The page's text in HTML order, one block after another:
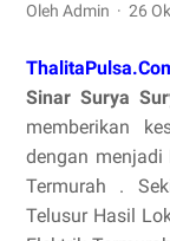
Oleh Admin 26
Sinar Surya
memberikan
dengan menjadi
Termurah .
Telusur Hasil